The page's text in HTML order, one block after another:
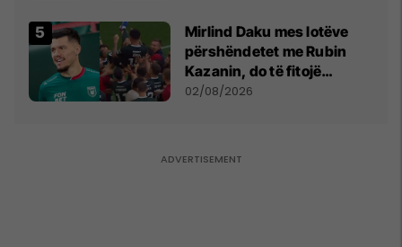
Mirlind Daku mes lotëve
përshëndetet me Rubin
Kazanin, do të fitojë
miliona te Spartak Moska
02/08/2026